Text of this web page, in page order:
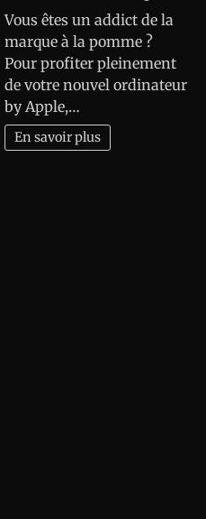
Vous êtes un addict de la
marque à la pomme ?
Pour profiter pleinement
de votre nouvel ordinateur
by Apple,…
En savoir plus